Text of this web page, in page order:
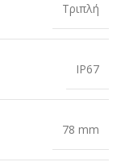
Τριπλή
IP67
78 mm